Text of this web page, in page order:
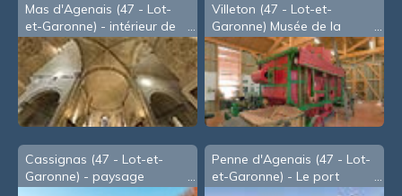
Mas d'Agenais (47 - Lot-
et-Garonne) - intérieur de
l'église
Villeton (47 - Lot-et-
Garonne) Musée de la
Mémoire Paysanne
Cassignas (47 - Lot-et-
Garonne) - paysage
Penne d'Agenais (47 - Lot-
et-Garonne) - Le port